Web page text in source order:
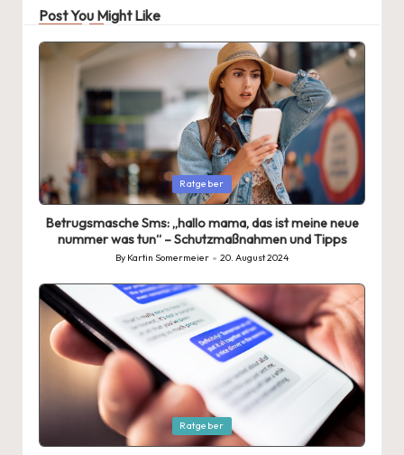
Post You Might Like
Posted
in
Ratgeber
Betrugsmasche Sms: „hallo mama, das ist meine neue
nummer was tun“ – Schutzmaßnahmen und Tipps
Posted
by
By Kartin Somermeier 20. August 2024
in
Ratgeber